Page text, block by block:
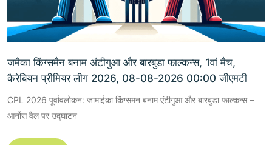
जमैका किंग्समैन बनाम अंटीगुआ और बारबुडा फाल्कन्स, 1वां मैच,
कैरेबियन प्रीमियर लीग 2026, 08-08-2026 00:00 जीएमटी
CPL 2026 पूर्वावलोकन: जामाईका किंग्समन बनाम एंटीगुआ और बारबुडा फाल्कन्स –
आर्नोस वैल पर उद्घाटन